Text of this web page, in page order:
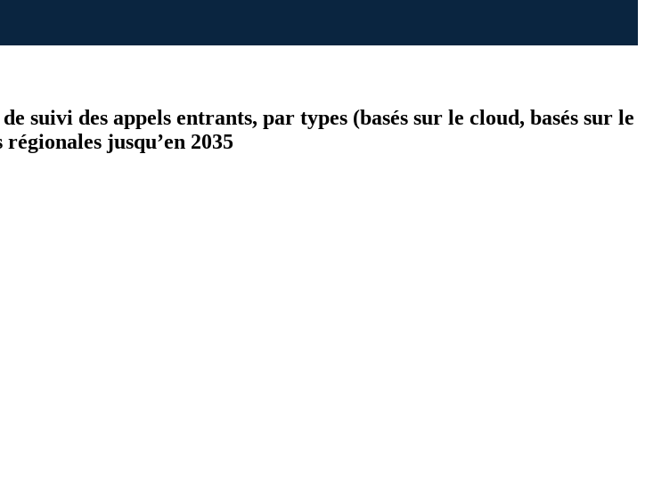
suivi des appels entrants, par types (basés sur le cloud, basés sur le
jusqu’en 2035